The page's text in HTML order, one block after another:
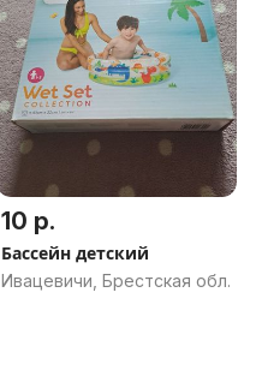
10 р.
Бассейн детский
Ивацевичи, Брестская обл.